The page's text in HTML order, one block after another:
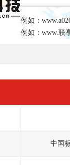
例如：
例如：www.联
选择与公司名称、品
中国